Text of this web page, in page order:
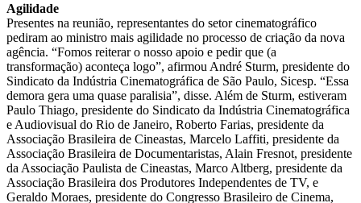
Agilidade
Presentes na reunião, representantes do setor cinematográfico
pediram ao ministro mais agilidade no processo de criação da nova
agência. “Fomos reiterar o nosso apoio e pedir que (a
transformação) aconteça logo”, afirmou André Sturm, presidente do
Sindicato da Indústria Cinematográfica de São Paulo, Sicesp. “Essa
demora gera uma quase paralisia”, disse. Além de Sturm, estiveram
Paulo Thiago, presidente do Sindicato da Indústria Cinematográfica
e Audiovisual do Rio de Janeiro, Roberto Farias, presidente da
Associação Brasileira de Cineastas, Marcelo Laffiti, presidente da
Associação Brasileira de Documentaristas, Alain Fresnot, presidente
da Associação Paulista de Cineastas, Marco Altberg, presidente da
Associação Brasileira dos Produtores Independentes de TV, e
Geraldo Moraes, presidente do Congresso Brasileiro de Cinema,